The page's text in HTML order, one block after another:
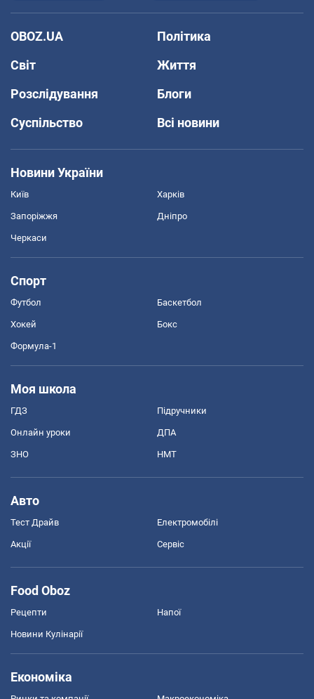
OBOZ.UA
Політика
Світ
Життя
Розслідування
Блоги
Суспільство
Всі новини
Новини України
Київ Харків
Запоріжжя Дніпро
Черкаси
Спорт
Футбол Баскетбол
Хокей Бокс
Формула-1
Моя школа
ГДЗ Підручники
Онлайн уроки ДПА
ЗНО НМТ
Авто
Тест Драйв Електромобілі
Акції Сервіс
Food Oboz
Рецепти Напої
Новини Кулінарії
Економіка